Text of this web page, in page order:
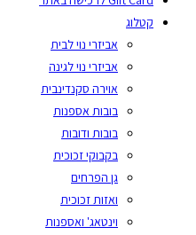
קטלוג
אביזרי נוי לבית
אביזרי נוי לגינה
אוירה סקנדינבית
בובות אספנות
בובות ודובות
בקבוקי זכוכית
גן הפרחים
ואזות זכוכית
וינטאג' ואספנות